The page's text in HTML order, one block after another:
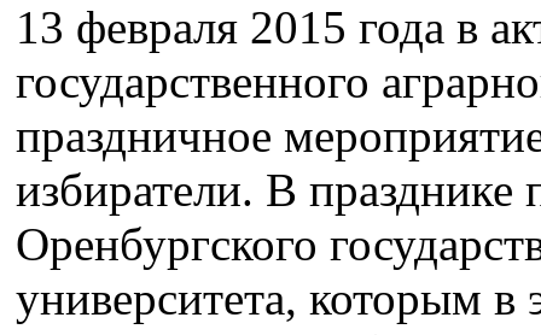
13 февраля 2015 года в
государственного
праздничное
избиратели. В празднике
Оренбургского
университета, которым в